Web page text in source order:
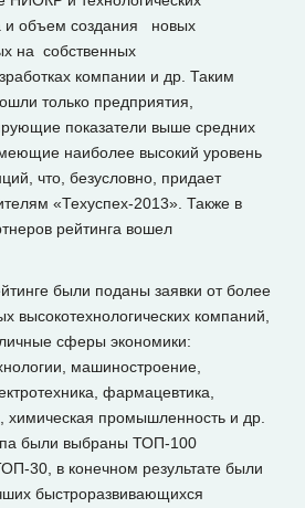
и объем создания новых
на собственных
компании и др. Таким
только предприятия,
показатели выше средних
наиболее высокий уровень
что, безусловно, придает
«Техуспех-2013». Также в
рейтинга вошел
были поданы заявки от более
высокотехнологических компаний,
сферы экономики:
машиностроение,
фармацевтика,
химическая промышленность и др.
были выбраны ТОП-100
30, в конечном результате были
быстроразвивающихся